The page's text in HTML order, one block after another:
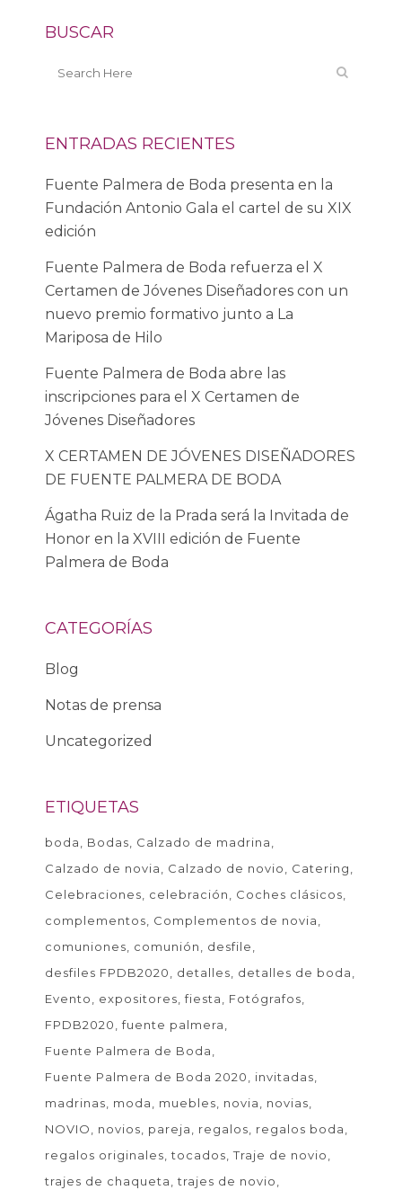
BUSCAR
ENTRADAS RECIENTES
Fuente Palmera de Boda presenta en la
Fundación Antonio Gala el cartel de su XIX
edición
Fuente Palmera de Boda refuerza el X
Certamen de Jóvenes Diseñadores con un
nuevo premio formativo junto a La
Mariposa de Hilo
Fuente Palmera de Boda abre las
inscripciones para el X Certamen de
Jóvenes Diseñadores
X CERTAMEN DE JÓVENES DISEÑADORES
DE FUENTE PALMERA DE BODA
Ágatha Ruiz de la Prada será la Invitada de
Honor en la XVIII edición de Fuente
Palmera de Boda
CATEGORÍAS
Blog
Notas de prensa
Uncategorized
ETIQUETAS
boda Bodas
Calzado de madrina
Calzado de novia
Calzado de novio
Catering
Celebraciones
celebración
Coches clásicos
complementos
Complementos de novia
comuniones
comunión
desfile
desfiles FPDB2020
detalles
detalles de boda
Evento
expositores fiesta
Fotógrafos
FPDB2020
fuente palmera
Fuente Palmera de Boda
Fuente Palmera de Boda 2020
invitadas
madrinas
moda muebles novia
novias
NOVIO
novios pareja regalos
regalos boda
regalos originales tocados Traje de novio
trajes de chaqueta
trajes de novio